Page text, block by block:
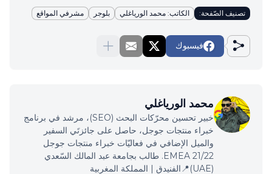
تصنيف الصّفحة: الكاتب: محمد الورياغلي بلوجر مشرفي المواقع
فيسبوك
محمد الورياغلي
خبير تحسين محرّكات البحث (SEO)، مرشد في برنامج
خبراء منتجات جوجل، حاصل على جائزتَي السفير
والميل الإضافي في فعاليّات خبراء منتجات جوجل
EMEA 21/22. طالب بجامعة عبد المالك السّعدي
(UAE)📍الفنيدق | المملكة المغربية